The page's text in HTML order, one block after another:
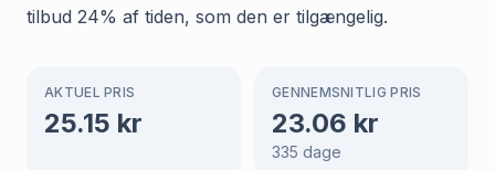
tilbud 24% af tiden, som den er tilgængelig.
AKTUEL PRIS
25.15 kr
GENNEMSNITLIG PRIS
23.06 kr
335 dage